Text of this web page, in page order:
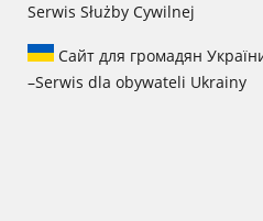
Serwis Służby Cywilnej
Сайт для громадян
–Serwis dla obywateli Ukrainy